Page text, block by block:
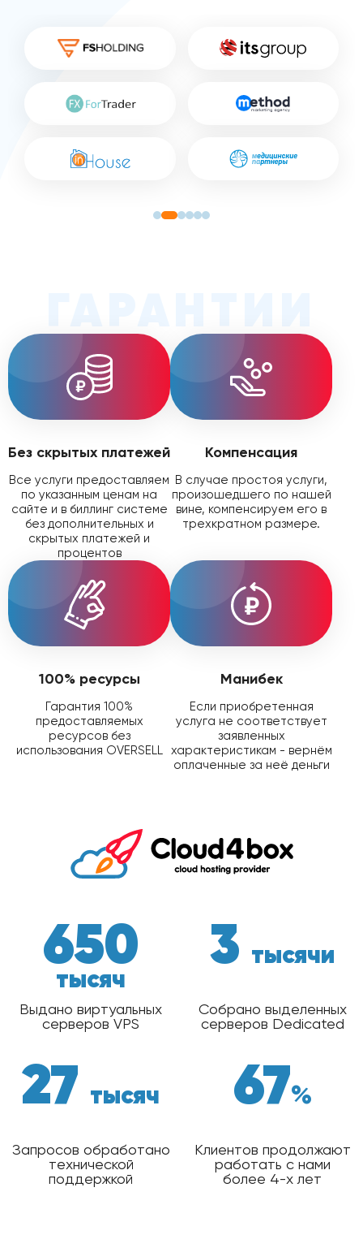
Без скрытых платежей
Все услуги предоставляем
по указанным ценам на
сайте и в биллинг системе
без дополнительных и
скрытых платежей и
процентов
Компенсация
В случае простоя услуги,
произошедшего по нашей
вине, компенсируем его в
трехкратном размере.
100% ресурсы
Гарантия 100%
предоставляемых
ресурсов без
использования OVERSELL
Манибек
Если приобретенная
услуга не соответствует
заявленных
характеристикам - вернём
оплаченные за неё деньги
650
тысяч
Выдано виртуальных
серверов VPS
3 тысячи
Собрано выделенных
серверов Dedicated
27 тысяч
Запросов обработано
технической
поддержкой
67%
Клиентов продолжают
работать с нами
более 4-х лет